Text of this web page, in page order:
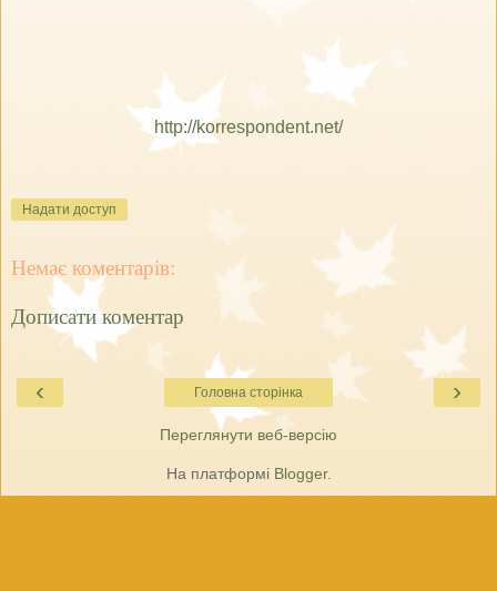
http://korrespondent.net/
Надати доступ
Немає коментарів:
Дописати коментар
‹ ›
Головна сторінка
Переглянути веб-версію
На платформі Blogger.